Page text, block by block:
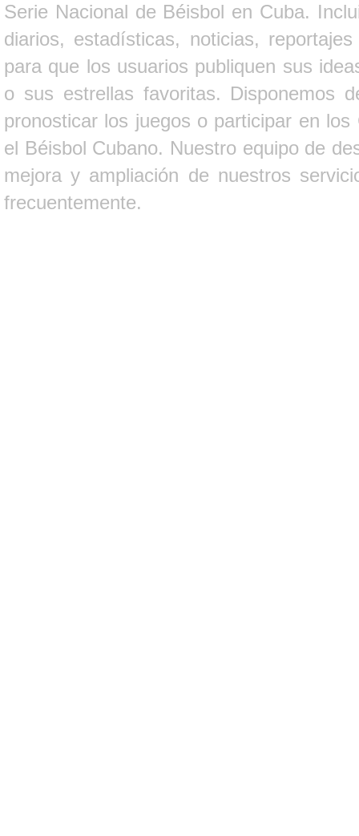
Serie Nacional de Béisbol en Cuba.
diarios, estadísticas, noticias,
para que los usuarios publiquen sus
o sus estrellas favoritas. Disponemos
pronosticar los juegos o participar en
el Béisbol Cubano. Nuestro equipo de
mejora y ampliación de nuestros
frecuentemente.